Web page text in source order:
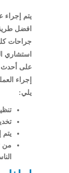
يتم إجراء
افضل
جراحات
استشاري
على أحدث
إجراء
يلي:
يتم
من